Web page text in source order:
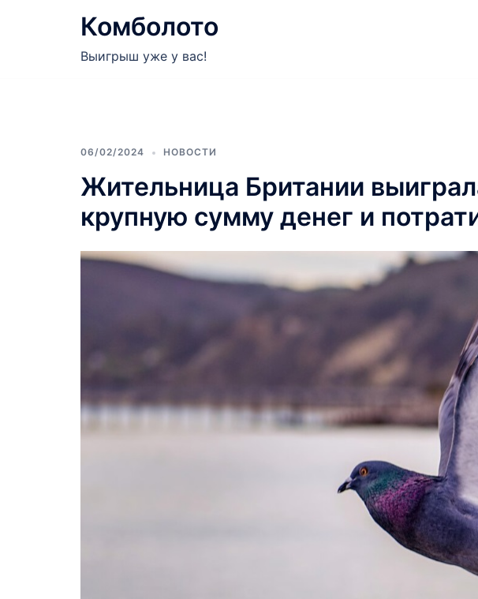
содержимому
Комболото
Выигрыш уже у вас!
06/02/2024 НОВОСТИ
Жительница Британии
крупную сумму денег и